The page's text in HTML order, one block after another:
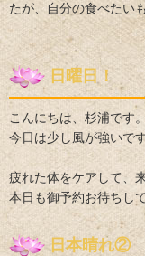
たが、自分の食べたい
日曜日！
こんにちは、杉浦です。
今日は少し風が強いで
疲れた体をケアして、
本日も御予約お待ちし
日本晴れ②